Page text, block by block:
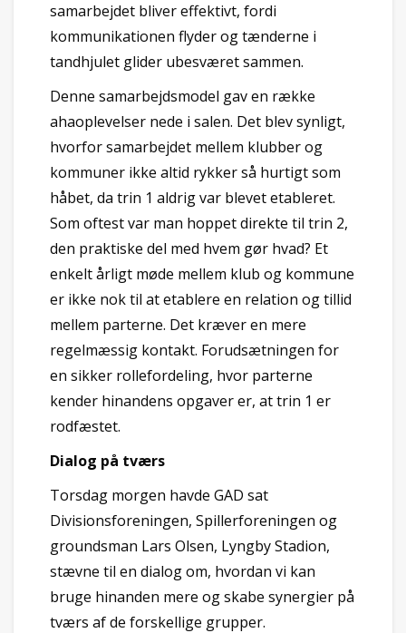
samarbejdet bliver effektivt, fordi
kommunikationen flyder og tænderne i
tandhjulet glider ubesværet sammen.
Denne samarbejdsmodel gav en række
ahaoplevelser nede i salen. Det blev synligt,
hvorfor samarbejdet mellem klubber og
kommuner ikke altid rykker så hurtigt som
håbet, da trin 1 aldrig var blevet etableret.
Som oftest var man hoppet direkte til trin 2,
den praktiske del med hvem gør hvad? Et
enkelt årligt møde mellem klub og kommune
er ikke nok til at etablere en relation og tillid
mellem parterne. Det kræver en mere
regelmæssig kontakt. Forudsætningen for
en sikker rollefordeling, hvor parterne
kender hinandens opgaver er, at trin 1 er
rodfæstet.
Dialog på tværs
Torsdag morgen havde GAD sat
Divisionsforeningen, Spillerforeningen og
groundsman Lars Olsen, Lyngby Stadion,
stævne til en dialog om, hvordan vi kan
bruge hinanden mere og skabe synergier på
tværs af de forskellige grupper.